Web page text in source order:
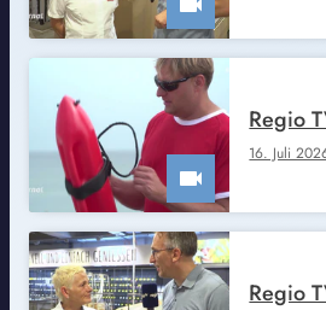
16. Juli
Regio
Regio